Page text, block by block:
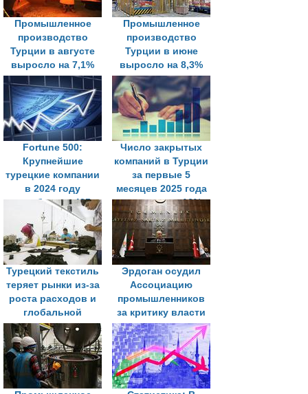
Промышленное
производство
Турции в августе
выросло на 7,1%
Промышленное
производство
Турции в июне
выросло на 8,3%
Fortune 500:
Крупнейшие
турецкие компании
в 2024 году
заработали 435
млрд долларов
США
Число закрытых
компаний в Турции
за первые 5
месяцев 2025 года
выросло на 12%
Турецкий текстиль
теряет рынки из-за
роста расходов и
глобальной
конкуренции
Эрдоган осудил
Ассоциацию
промышленников
за критику власти